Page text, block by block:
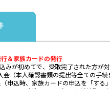
＆家族カードの発行
みが初めてで、受取完了された方が対
会（本人確認書類の提出等全ての手
申込時、家族カードの申込を「する